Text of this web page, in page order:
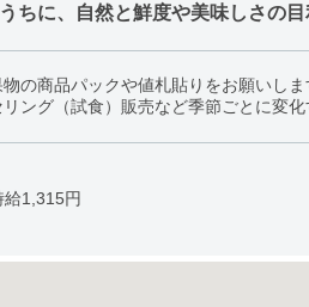
ちに、自然と鮮度や美味しさの
物の商品パックや値札貼りをお願い
ング（試食）販売など季節ごとに変
給1,315円